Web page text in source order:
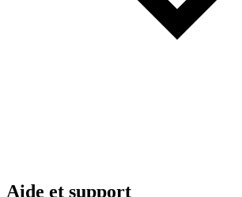
Aide et support